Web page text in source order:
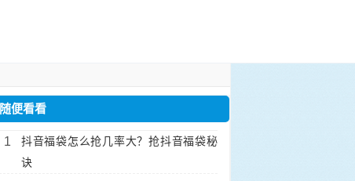
随便看看
抖音福袋怎么抢几率大？抢抖音福袋秘
诀